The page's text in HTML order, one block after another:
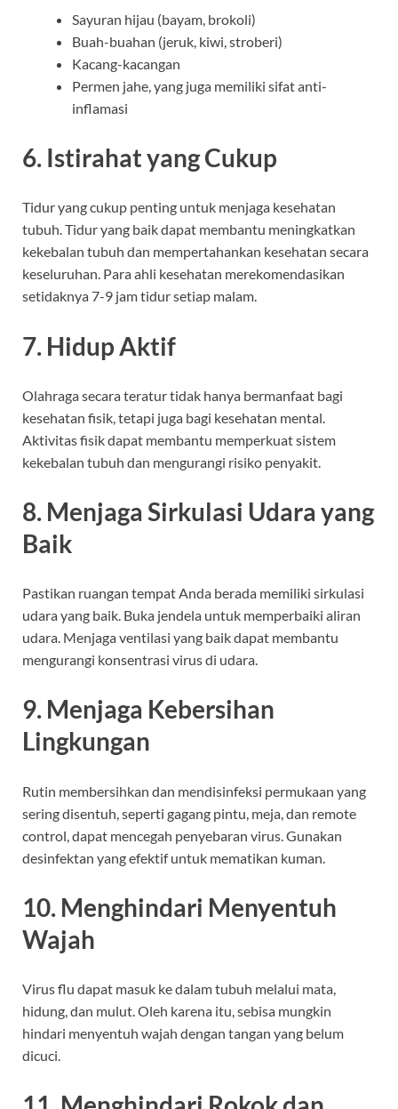
Sayuran hijau (bayam, brokoli)
Buah-buahan (jeruk, kiwi, stroberi)
Kacang-kacangan
Permen jahe, yang juga memiliki sifat anti-
inflamasi
6. Istirahat yang Cukup
Tidur yang cukup penting untuk menjaga kesehatan
tubuh. Tidur yang baik dapat membantu meningkatkan
kekebalan tubuh dan mempertahankan kesehatan secara
keseluruhan. Para ahli kesehatan merekomendasikan
setidaknya 7-9 jam tidur setiap malam.
7. Hidup Aktif
Olahraga secara teratur tidak hanya bermanfaat bagi
kesehatan fisik, tetapi juga bagi kesehatan mental.
Aktivitas fisik dapat membantu memperkuat sistem
kekebalan tubuh dan mengurangi risiko penyakit.
8. Menjaga Sirkulasi Udara yang
Baik
Pastikan ruangan tempat Anda berada memiliki sirkulasi
udara yang baik. Buka jendela untuk memperbaiki aliran
udara. Menjaga ventilasi yang baik dapat membantu
mengurangi konsentrasi virus di udara.
9. Menjaga Kebersihan
Lingkungan
Rutin membersihkan dan mendisinfeksi permukaan yang
sering disentuh, seperti gagang pintu, meja, dan remote
control, dapat mencegah penyebaran virus. Gunakan
desinfektan yang efektif untuk mematikan kuman.
10. Menghindari Menyentuh
Wajah
Virus flu dapat masuk ke dalam tubuh melalui mata,
hidung, dan mulut. Oleh karena itu, sebisa mungkin
hindari menyentuh wajah dengan tangan yang belum
dicuci.